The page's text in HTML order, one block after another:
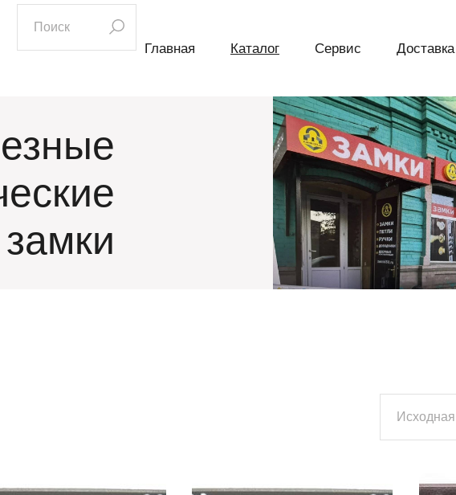
искать:
Главная Каталог Сервис Доставка
замки